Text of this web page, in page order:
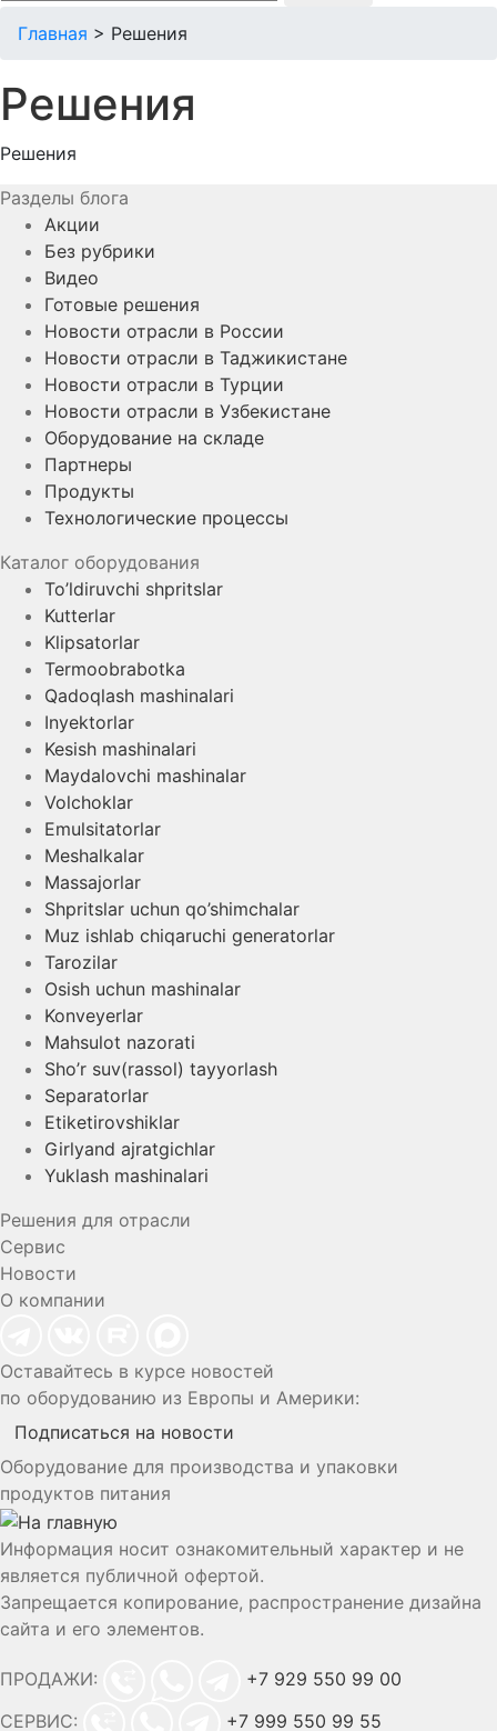
Главная > Решения
Решения
Решения
Разделы блога
Акции
Без рубрики
Видео
Готовые решения
Новости отрасли в России
Новости отрасли в Таджикистане
Новости отрасли в Турции
Новости отрасли в Узбекистане
Оборудование на складе
Партнеры
Продукты
Технологические процессы
Каталог оборудования
To’ldiruvchi shpritslar
Kutterlar
Klipsatorlar
Termoobrabotka
Qadoqlash mashinalari
Inyektorlar
Kesish mashinalari
Maydalovchi mashinalar
Volchoklar
Emulsitatorlar
Meshalkalar
Massajorlar
Shpritslar uchun qo’shimchalar
Muz ishlab chiqaruchi generatorlar
Tarozilar
Osish uchun mashinalar
Konveyerlar
Mahsulot nazorati
Sho’r suv(rassol) tayyorlash
Separatorlar
Etiketirovshiklar
Girlyand ajratgichlar
Yuklash mashinalari
Решения для отрасли
Сервис
Новости
О компании
Оставайтесь в курсе новостей
по оборудованию из Европы и Америки:
Подписаться на новости
Оборудование для производства и упаковки
продуктов питания
Информация носит ознакомительный характер и не
является публичной офертой.
Запрещается копирование, распространение дизайна
сайта и его элементов.
ПРОДАЖИ:
+7 929 550 99 00
СЕРВИС:
+7 999 550 99 55